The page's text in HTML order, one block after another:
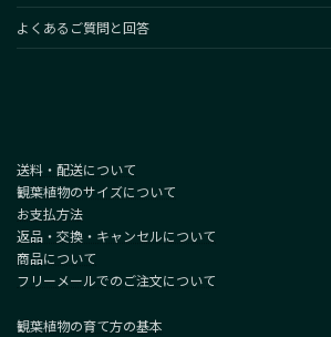
よくあるご質問と回答
送料・配送について
観葉植物のサイズについて
お支払方法
返品・交換・キャンセルについて
商品について
フリーメールでのご注文について
観葉植物の育て方の基本